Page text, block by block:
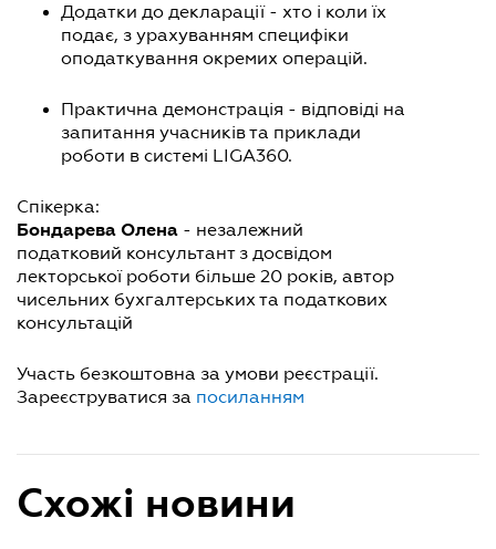
Додатки до декларації - хто і коли їх
подає, з урахуванням специфіки
оподаткування окремих операцій.
Практична демонстрація - відповіді на
запитання учасників та приклади
роботи в системі LIGA360.
Спікерка:
Бондарева Олена - незалежний
податковий консультант з досвідом
лекторської роботи більше 20 років, автор
чисельних бухгалтерських та податкових
консультацій
Участь безкоштовна за умови реєстрації.
Зареєструватися за посиланням
Схожі новини